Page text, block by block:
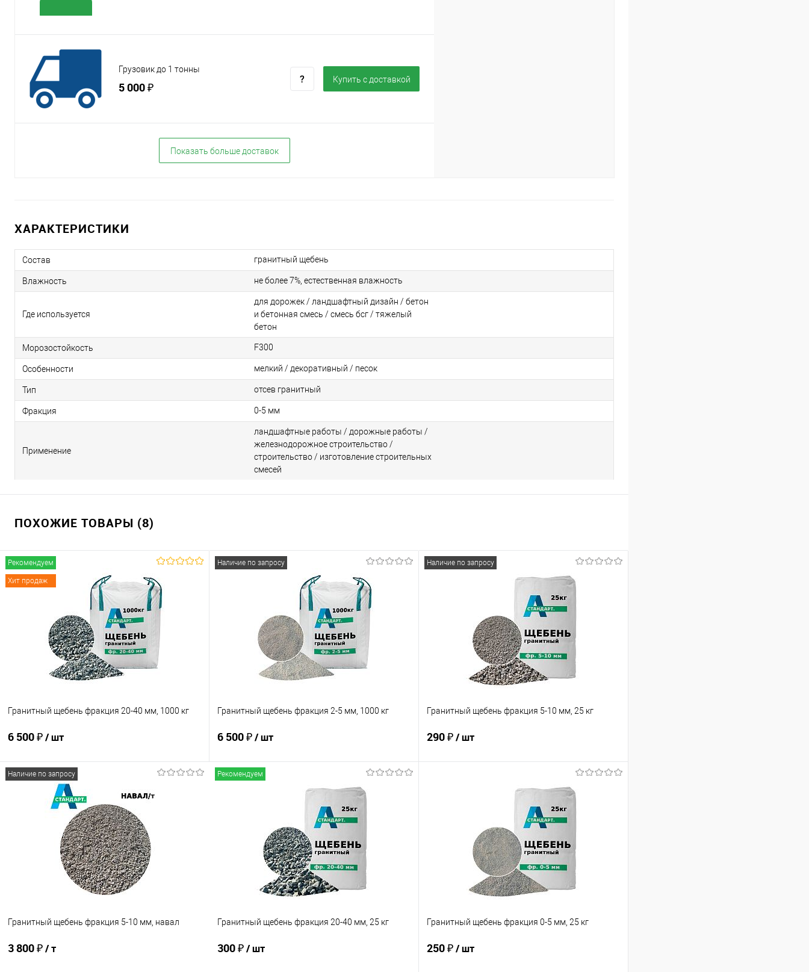
Грузовик до 1 тонны
5 000 ₽
Купить c доставкой
Показать больше доставок
ХАРАКТЕРИСТИКИ
Состав гранитный щебень
Влажность не более 7%, естественная влажность
Где используется
для дорожек / ландшафтный дизайн / бетон
и бетонная смесь / смесь бсг / тяжелый
бетон
Морозостойкость F300
Особенности мелкий / декоративный / песок
Тип отсев гранитный
Фракция 0-5 мм
Применение
ландшафтные работы / дорожные работы /
железнодорожное строительство /
строительство / изготовление строительных
смесей
ПОХОЖИЕ ТОВАРЫ (8)
Рекомендуем
Хит продаж
Гранитный щебень фракция 20-40 мм, 1000 кг
6 500 ₽/ шт
Купить в 1 клик
Сравнение
В избранное
В наличии
Наличие по запросу
Гранитный щебень фракция 2-5 мм, 1000 кг
6 500 ₽/ шт
Подписаться
Сравнение
В избранное
Недоступно
Наличие по запросу
Гранитный щебень фракция 5-10 мм, 25 кг
290 ₽/ шт
Подписаться
Сравнение
В избранное
Недоступно
Наличие по запросу
Гранитный щебень фракция 5-10 мм, навал
3 800 ₽/ т
Рекомендуем
Гранитный щебень фракция 20-40 мм, 25 кг
300 ₽/ шт
Гранитный щебень фракция 0-5 мм, 25 кг
250 ₽/ шт